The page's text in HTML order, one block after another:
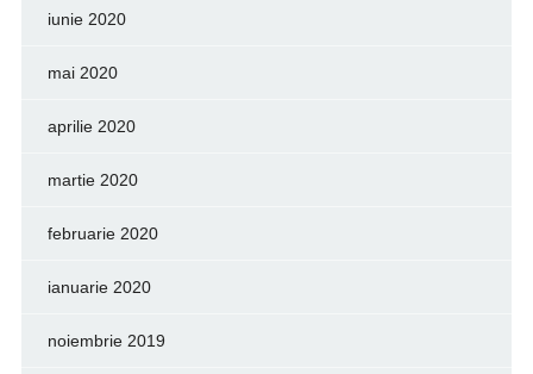
iunie 2020
mai 2020
aprilie 2020
martie 2020
februarie 2020
ianuarie 2020
noiembrie 2019